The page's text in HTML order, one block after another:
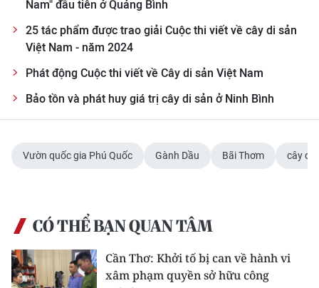
中文
FRANÇAIS
РУССКИЙ
한국어
Nam" đầu tiên ở Quảng Bình
25 tác phẩm được trao giải Cuộc thi viết về cây di sản
Việt Nam - năm 2024
Phát động Cuộc thi viết về Cây di sản Việt Nam
Bảo tồn và phát huy giá trị cây di sản ở Ninh Bình
Vườn quốc gia Phú Quốc Gành Dầu Bãi Thơm cây di
CÓ THỂ BẠN QUAN TÂM
Cần Thơ: Khởi tố bị can về hành vi
xâm phạm quyền sở hữu công